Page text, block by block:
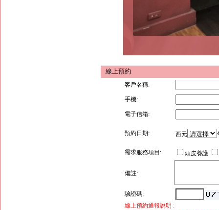
線上預約
客戶名稱:
手機:
電子信箱:
預約日期: 西元
需求服務項目: 頭皮養護
備註:
驗證碼:
線上預約通報說明 :